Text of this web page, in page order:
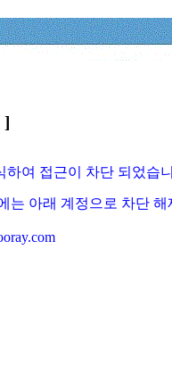
]
여 접근이 차단 되었습
는 아래 계정으로 차단 해